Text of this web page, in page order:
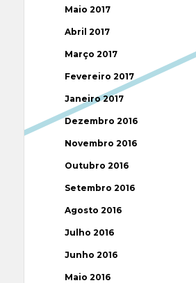
Maio 2017
Abril 2017
Março 2017
Fevereiro 2017
Janeiro 2017
Dezembro 2016
Novembro 2016
Outubro 2016
Setembro 2016
Agosto 2016
Julho 2016
Junho 2016
Maio 2016